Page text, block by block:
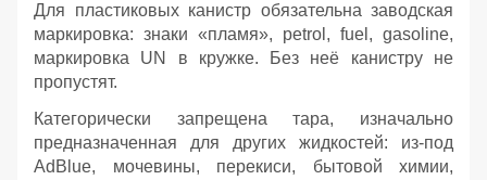
Для пластиковых канистр обязательна заводская
маркировка: знаки «пламя», petrol, fuel, gasoline,
маркировка UN в кружке. Без неё канистру не
пропустят.
Категорически запрещена тара, изначально
предназначенная для других жидкостей: из‑под
AdBlue, мочевины, перекиси, бытовой химии,